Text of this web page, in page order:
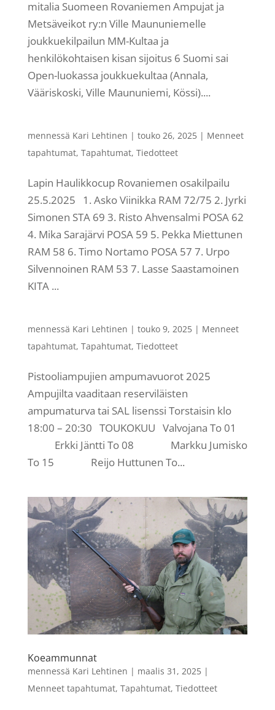
mitalia Suomeen Rovaniemen Ampujat ja
Metsäveikot ry:n Ville Maununiemelle
joukkuekilpailun MM-Kultaa ja
henkilökohtaisen kisan sijoitus 6 Suomi sai
Open-luokassa joukkuekultaa (Annala,
Vääriskoski, Ville Maununiemi, Kössi)....
mennessä Kari Lehtinen | touko 26, 2025| Menneet
tapahtumat, Tapahtumat, Tiedotteet
Lapin Haulikkocup Rovaniemen osakilpailu
25.5.2025 1. Asko Viinikka RAM 72/75 2. Jyrki
Simonen STA 69 3. Risto Ahvensalmi POSA 62
4. Mika Sarajärvi POSA 59 5. Pekka Miettunen
RAM 58 6. Timo Nortamo POSA 57 7. Urpo
Silvennoinen RAM 53 7. Lasse Saastamoinen
KITA ...
mennessä Kari Lehtinen | touko 9, 2025| Menneet
tapahtumat, Tapahtumat, Tiedotteet
Pistooliampujien ampumavuorot 2025
Ampujilta vaaditaan reserviläisten
ampumaturva tai SAL lisenssi Torstaisin klo
18:00 – 20:30 TOUKOKUU Valvojana To 01
Erkki Jäntti To 08 Markku Jumisko
To 15 Reijo Huttunen To...
Koeammunnat
mennessä Kari Lehtinen | maalis 31, 2025|
Menneet tapahtumat, Tapahtumat, Tiedotteet